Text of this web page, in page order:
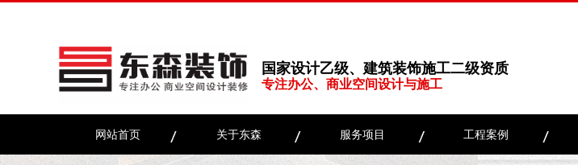
国家设计乙级、建筑装饰施工二级资质
专注办公、商业空间设计与施工
网站首页 关于东森 服务项目 工程案例